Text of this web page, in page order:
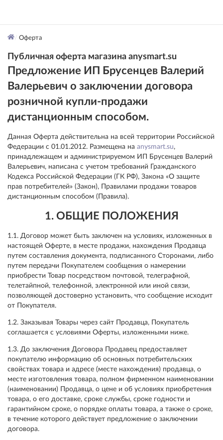
Оферта
Публичная оферта магазина anysmart.su
Предложение ИП Брусенцев Валерий
Валерьевич о заключении договора
розничной купли-продажи
дистанционным способом.
Данная Оферта действительна на всей территории Российской
Федерации с 01.01.2012. Размещена на anysmart.su,
принадлежащем и администрируемом ИП Брусенцев Валерий
Валерьевич, написана с учетом требований Гражданского
Кодекса Российской Федерации (ГК РФ), Закона «О защите
прав потребителей» (Закон), Правилами продажи товаров
дистанционным способом (Правила).
1. ОБЩИЕ ПОЛОЖЕНИЯ
1.1. Договор может быть заключен на условиях, изложенных в
настоящей Оферте, в месте продажи, нахождения Продавца
путем составления документа, подписанного Сторонами, либо
путем передачи Покупателем сообщения о намерении
приобрести Товар посредством почтовой, телеграфной,
телетайпной, телефонной, электронной или иной связи,
позволяющей достоверно установить, что сообщение исходит
от Покупателя.
1.2. Заказывая Товары через сайт Продавца, Покупатель
соглашается с условиями Оферты, изложенными ниже.
1.3. До заключения Договора Продавец предоставляет
покупателю информацию об основных потребительских
свойствах товара и адресе (месте нахождения) продавца, о
месте изготовления товара, полном фирменном наименовании
(наименовании) Продавца, о цене и об условиях приобретения
товара, о его доставке, сроке службы, сроке годности и
гарантийном сроке, о порядке оплаты товара, а также о сроке,
в течение которого действует предложение о заключении
договора.